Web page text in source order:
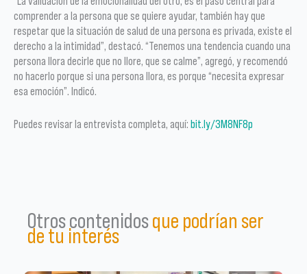
comprender a la persona que se quiere ayudar, también hay que
respetar que la situación de salud de una persona es privada, existe el
derecho a la intimidad”, destacó. “Tenemos una tendencia cuando una
persona llora decirle que no llore, que se calme”, agregó, y recomendó
no hacerlo porque si una persona llora, es porque “necesita expresar
esa emoción”. Indicó.
Puedes revisar la entrevista completa, aquí: bit.ly/3M8NF8p
Otros contenidosque podrían ser
de tu interés